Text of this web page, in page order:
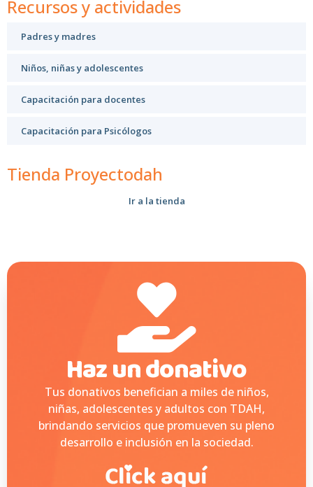
Recursos y actividades
Padres y madres
Niños, niñas y adolescentes
Capacitación para docentes
Capacitación para Psicólogos
Tienda Proyectodah
Ir a la tienda
Haz un donativo
Tus donativos benefician a miles de niños,
niñas, adolescentes y adultos con TDAH,
brindando servicios que promueven su pleno
desarrollo e inclusión en la sociedad.